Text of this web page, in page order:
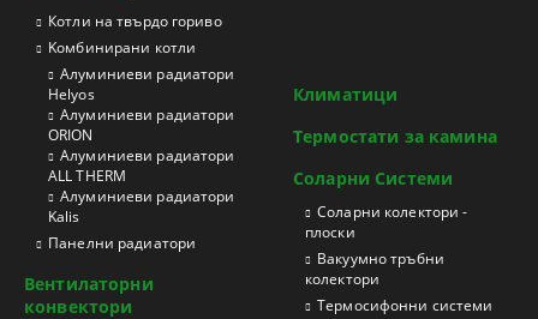
Котли на твърдо гориво
Kомбинирани котли
Aлуминиеви радиатори
Helyos
Aлуминиеви радиатори
ORION
Aлуминиеви радиатори
ALL THERM
Aлуминиеви радиатори
Kalis
Панелни радиатори
Вентилаторни
конвектори
Климатици
Термостати за камина
Соларни Системи
Соларни колектори -
плоски
Вакуумно тръбни
колектори
Термосифонни системи